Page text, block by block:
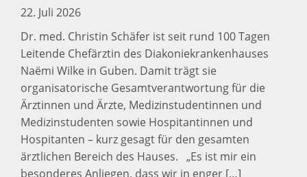
22. Juli 2026
Dr. med. Christin Schäfer ist seit rund 100 Tagen
Leitende Chefärztin des Diakoniekrankenhauses
Naëmi Wilke in Guben. Damit trägt sie
organisatorische Gesamtverantwortung für die
Ärztinnen und Ärzte, Medizinstudentinnen und
Medizinstudenten sowie Hospitantinnen und
Hospitanten – kurz gesagt für den gesamten
ärztlichen Bereich des Hauses. „Es ist mir ein
besonderes Anliegen, dass wir in enger […]